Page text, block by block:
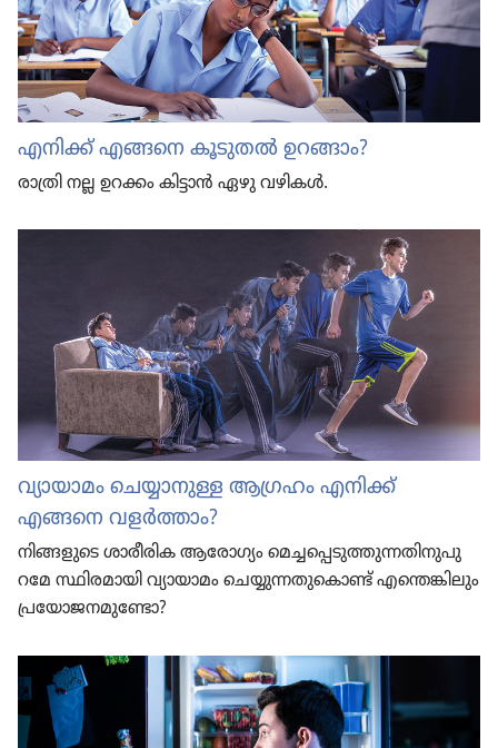
എനിക്ക്‌ എങ്ങനെ കൂടുതൽ ഉറങ്ങാം?
രാത്രി നല്ല ഉറക്കം കിട്ടാൻ ഏഴു വഴികൾ.
വ്യായാ​മം ചെയ്യാ​നുള്ള ആഗ്രഹം എനിക്ക്‌
എങ്ങനെ വളർത്താം?
നിങ്ങളു​ടെ ശാരീ​രിക ആരോ​ഗ്യം മെച്ച​പ്പെ​ടു​ത്തു​ന്ന​തി​നു​പു​
റമേ സ്ഥിരമാ​യി വ്യായാ​മം ചെയ്യു​ന്ന​തു​കൊണ്ട്‌ എന്തെങ്കി​ലും
പ്രയോ​ജ​ന​മു​ണ്ടോ?